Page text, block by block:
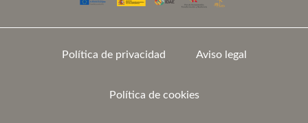
Política de privacidad Aviso legal
Política de cookies